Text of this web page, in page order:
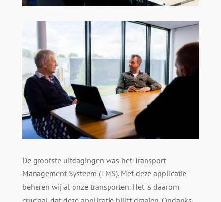
De grootste uitdagingen was het Transport
Management Systeem (TMS). Met deze applicatie
beheren wij al onze transporten. Het is daarom
cruciaal dat deze applicatie blijft draaien. Ondanks